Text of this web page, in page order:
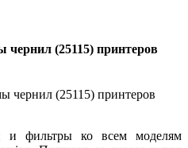
(25115) принтеров
и фильтры ко всем моделям